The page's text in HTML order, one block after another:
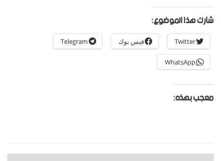
شارك هذا الموضوع:
Twitter فيس بوك Telegram
WhatsApp
معجب بهذه: